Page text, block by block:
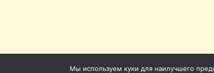
Мы используем куки для наилучшего